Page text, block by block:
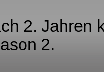
2. Jahren
2.